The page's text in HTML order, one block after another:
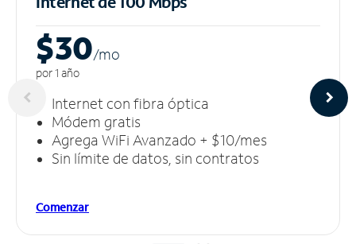
$30/mo
por 1 año
Internet con fibra óptica
Módem gratis
Agrega WiFi Avanzado + $10/mes
Sin límite de datos, sin contratos
Comenzar